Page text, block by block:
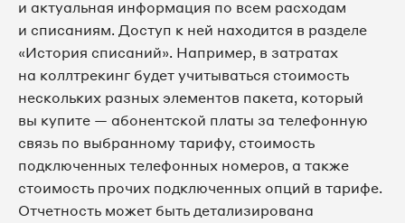
и актуальная информация по всем расходам
и списаниям. Доступ к ней находится в разделе
«История списаний». Например, в затратах
на коллтрекинг будет учитываться стоимость
нескольких разных элементов пакета, который
вы купите — абонентской платы за телефонную
связь по выбранному тарифу, стоимость
подключенных телефонных номеров, а также
стоимость прочих подключенных опций в тарифе.
Отчетность может быть детализирована